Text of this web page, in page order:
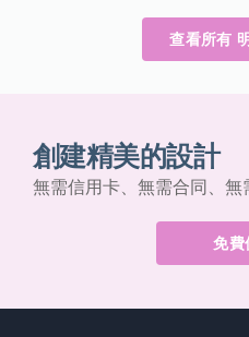
查看所有
創建精美的設計
無需信用卡、無需合同、無
免費